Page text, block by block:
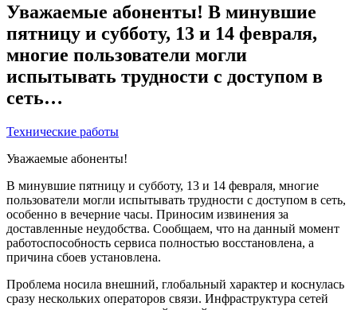
Уважаемые абоненты! В минувшие
пятницу и субботу, 13 и 14 февраля,
многие пользователи могли
испытывать трудности с доступом в
сеть…
Технические работы
Уважаемые абоненты!
В минувшие пятницу и субботу, 13 и 14 февраля, многие
пользователи могли испытывать трудности с доступом в сеть,
особенно в вечерние часы. Приносим извинения за
доставленные неудобства. Сообщаем, что на данный момент
работоспособность сервиса полностью восстановлена, а
причина сбоев установлена.
Проблема носила внешний, глобальный характер и коснулась
сразу нескольких операторов связи. Инфраструктура сетей